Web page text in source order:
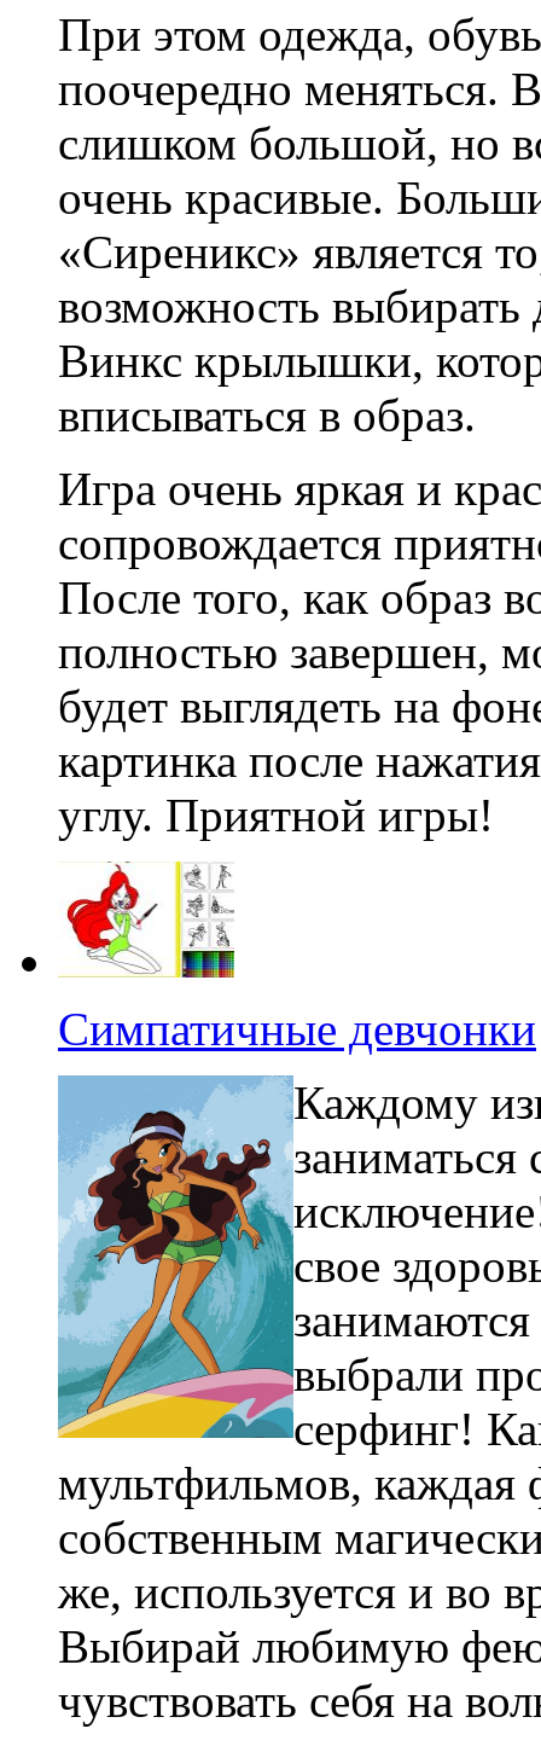
При этом одежда,
поочередно меняться.
слишком большой, но
очень красивые.
«Сиреникс» является
возможность
Винкс крылышки,
вписываться в образ.
Игра очень яркая и
сопровождается
После того, как образ
полностью завершен,
будет выглядеть на
картинка после
углу. Приятной игры!
Симпатичные девчонки
Каждому
свое
выбрали
серфинг!
мультфильмов, каждая
собственным
же, используется и во
Выбирай любимую фею
чувствовать себя на